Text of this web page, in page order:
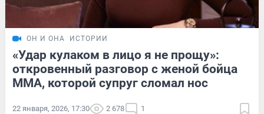
ОН И ОНА ИСТОРИИ
«Удар кулаком в лицо я не прощу»:
откровенный разговор с женой бойца
ММА, которой супруг сломал нос
22 января, 2026, 17:30 2 678 1